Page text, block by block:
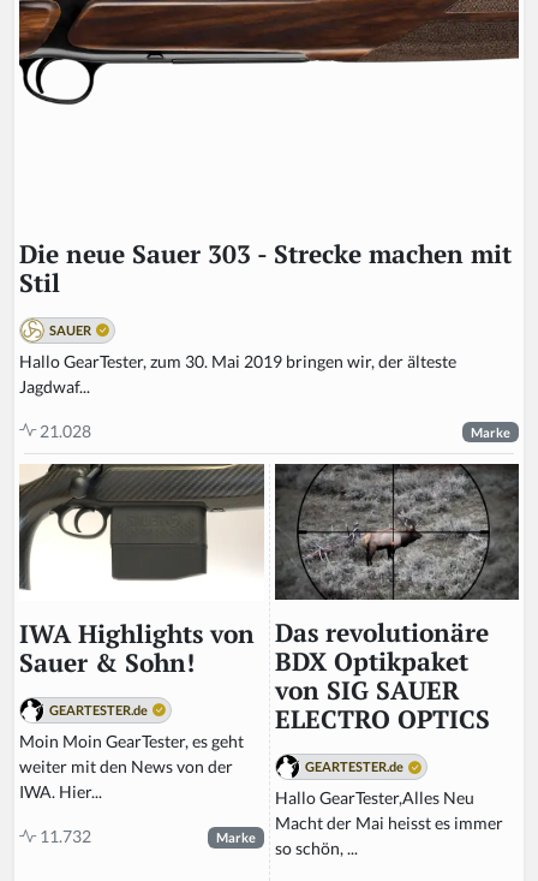
Die neue Sauer 303 - Strecke machen mit
Stil
SAUER
Hallo GearTester, zum 30. Mai 2019 bringen wir, der älteste
Jagdwaf...
21.028 Marke
IWA Highlights von
Sauer & Sohn!
GEARTESTER.de
Moin Moin GearTester, es geht
weiter mit den News von der
IWA. Hier...
11.732 Marke
Das revolutionäre
BDX Optikpaket
von SIG SAUER
ELECTRO OPTICS
GEARTESTER.de
Hallo GearTester,Alles Neu
Macht der Mai heisst es immer
so schön, ...